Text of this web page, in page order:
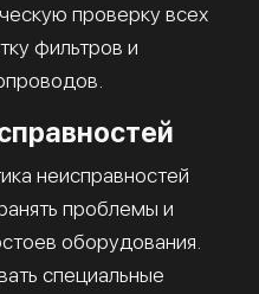
проверку всех
фильтров и
неисправностей
проблемы и
оборудования.
специальные